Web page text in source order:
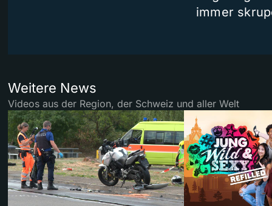
immer
Weitere News
Videos aus der Region, der Schweiz und aller Welt